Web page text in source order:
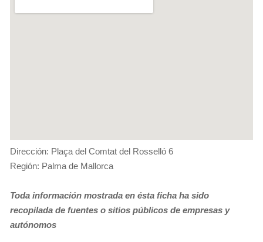
Dirección: Plaça del Comtat del Rosselló 6
Región: Palma de Mallorca
Toda información mostrada en ésta ficha ha sido
recopilada de fuentes o sitios públicos de empresas y
autónomos